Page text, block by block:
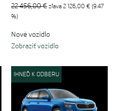
22 456,00 € zľava 2 126,00 € (9.47
%)
Nové vozidlo
Zobraziť vozidlo
IHNEĎ K ODBERU